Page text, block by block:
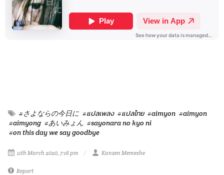
#さよならの今日に #แปลเพลง #แปลไทย #aimyon #aimyon
#aimyong #あいみょん #sayonara no kyo ni
#on this day we say goodbye
11th March 2020, 7:16 pm Kanzen Memeshe
Report